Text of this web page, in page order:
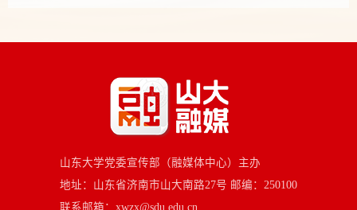
山东大学党委宣传部（融媒体中心）主办
地址：山东省济南市山大南路27号 邮编：250100
联系邮箱：xwzx@sdu.edu.cn